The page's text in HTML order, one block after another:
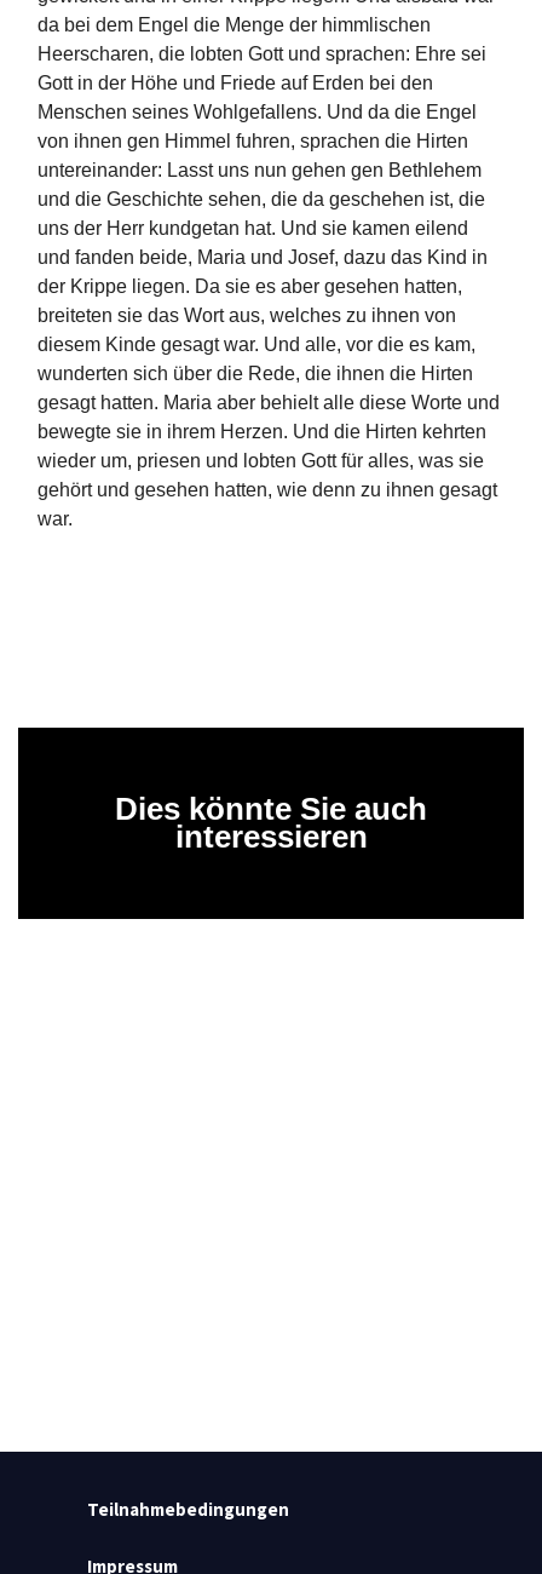
da bei dem Engel die Menge der himmlischen
Heerscharen, die lobten Gott und sprachen: Ehre sei
Gott in der Höhe und Friede auf Erden bei den
Menschen seines Wohlgefallens. Und da die Engel
von ihnen gen Himmel fuhren, sprachen die Hirten
untereinander: Lasst uns nun gehen gen Bethlehem
und die Geschichte sehen, die da geschehen ist, die
uns der Herr kundgetan hat. Und sie kamen eilend
und fanden beide, Maria und Josef, dazu das Kind in
der Krippe liegen. Da sie es aber gesehen hatten,
breiteten sie das Wort aus, welches zu ihnen von
diesem Kinde gesagt war. Und alle, vor die es kam,
wunderten sich über die Rede, die ihnen die Hirten
gesagt hatten. Maria aber behielt alle diese Worte und
bewegte sie in ihrem Herzen. Und die Hirten kehrten
wieder um, priesen und lobten Gott für alles, was sie
gehört und gesehen hatten, wie denn zu ihnen gesagt
war.
Dies könnte Sie auch
interessieren
Teilnahmebedingungen
Impressum